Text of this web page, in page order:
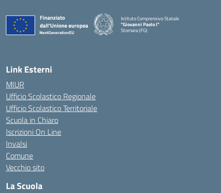
Istituto Comprensivo Statale
"Giovanni Paolo I"
Stornara (FG)
Link Esterni
MIUR
Ufficio Scolastico Regionale
Ufficio Scolastico Territoriale
Scuola in Chiaro
Iscrizioni On Line
Invalsi
Comune
Vecchio sito
La Scuola